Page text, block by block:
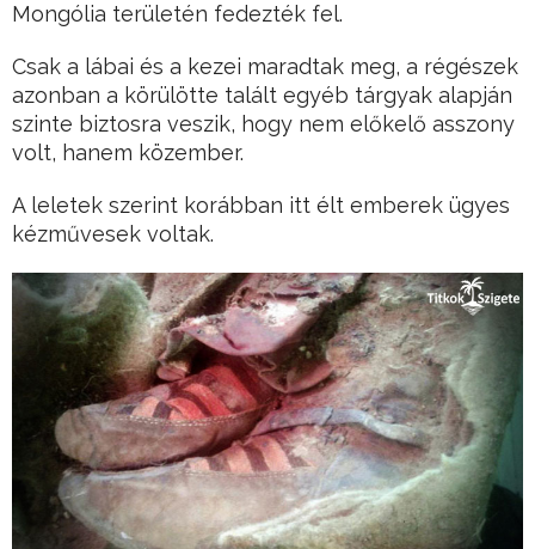
Mongólia területén fedezték fel.
Csak a lábai és a kezei maradtak meg, a régészek
azonban a körülötte talált egyéb tárgyak alapján
szinte biztosra veszik, hogy nem előkelő asszony
volt, hanem közember.
A leletek szerint korábban itt élt emberek ügyes
kézművesek voltak.